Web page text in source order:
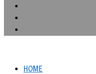
HOME